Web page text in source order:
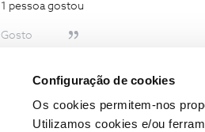
Configuração de cookies
Os cookies permitem-nos
Utilizamos cookies e/ou
1 pessoa gostou
Gosto